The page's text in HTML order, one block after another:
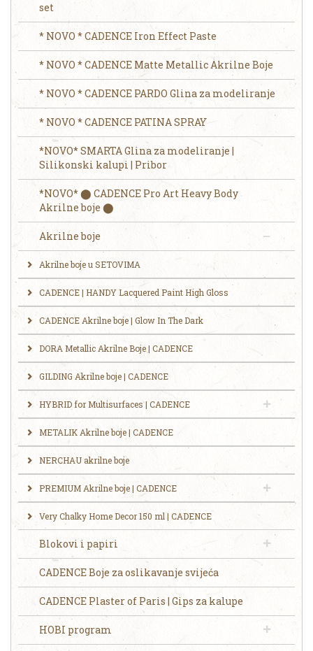
set
* NOVO * CADENCE Iron Effect Paste
* NOVO * CADENCE Matte Metallic Akrilne Boje
* NOVO * CADENCE PARDO Glina za modeliranje
* NOVO * CADENCE PATINA SPRAY
*NOVO* SMARTA Glina za modeliranje |
Silikonski kalupi | Pribor
*NOVO* ⬤ CADENCE Pro Art Heavy Body
Akrilne boje ⬤
Akrilne boje
Akrilne boje u SETOVIMA
CADENCE | HANDY Lacquered Paint High Gloss
CADENCE Akrilne boje | Glow In The Dark
DORA Metallic Akrilne Boje | CADENCE
GILDING Akrilne boje | CADENCE
HYBRID for Multisurfaces | CADENCE
METALIK Akrilne boje | CADENCE
NERCHAU akrilne boje
PREMIUM Akrilne boje | CADENCE
Very Chalky Home Decor 150 ml | CADENCE
Blokovi i papiri
CADENCE Boje za oslikavanje svijeća
CADENCE Plaster of Paris | Gips za kalupe
HOBI program